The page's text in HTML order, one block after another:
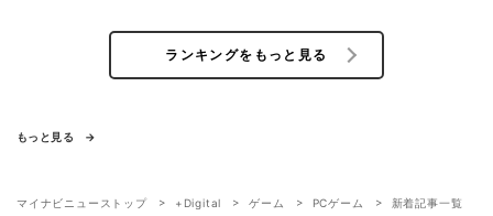
ランキングをもっと見る
もっと見る
マイナビニューストップ +Digital ゲーム PCゲーム 新着記事一覧